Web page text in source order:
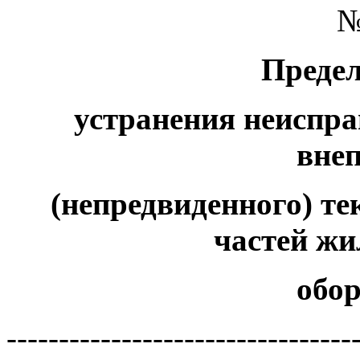
устранения
(непредвиденного)
частей